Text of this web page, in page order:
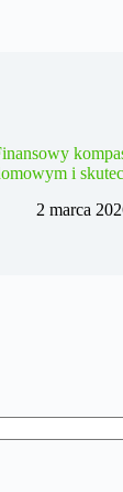
i
2 marca